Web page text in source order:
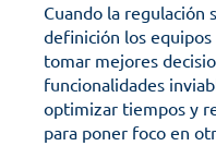
Cuando la regulación
definición los equipos
tomar mejores
funcionalidades
optimizar tiempos y
para poner foco en